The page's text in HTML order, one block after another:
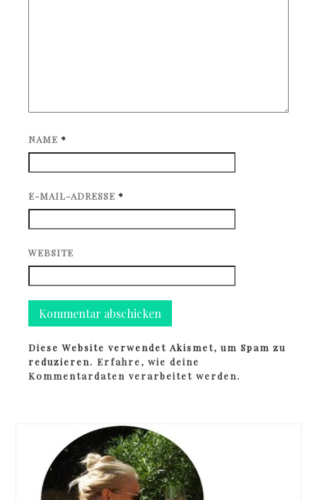
NAME *
E-MAIL-ADRESSE *
WEBSITE
Diese Website verwendet Akismet, um Spam zu
reduzieren.Erfahre, wie deine
Kommentardaten verarbeitet werden.